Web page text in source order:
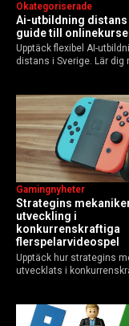
Ai-utbildning distans
guide till
Okategoriserade
Upptäck flexibel AI-
distans i Sverige. Lär dig
Guide för nybörjare och
yrkesverksamma som
Strategins
utveckling i
konkurrenskraftiga
flerspelarvideospel
Gamingnyheter
Upptäck hur strategins
utvecklats i
AI-drivna innovationer.